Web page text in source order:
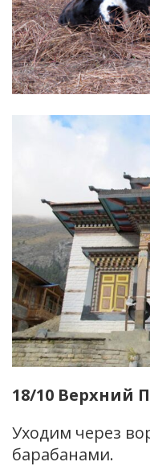
18/10 Верхний
Уходим через
барабанами.